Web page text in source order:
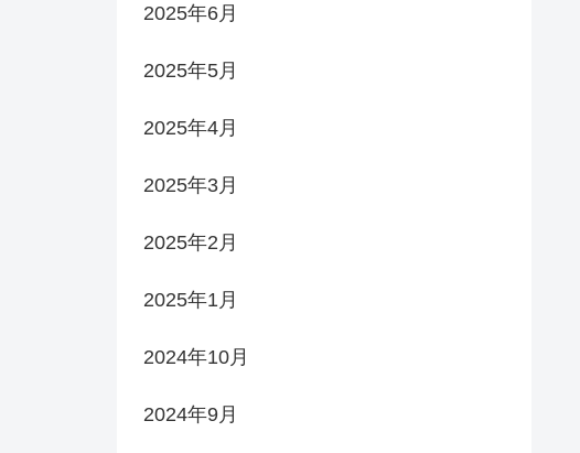
2025年6月
2025年5月
2025年4月
2025年3月
2025年2月
2025年1月
2024年10月
2024年9月